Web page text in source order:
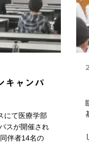
キャンパ
にて医療学部
スが開催され
伴者14名の